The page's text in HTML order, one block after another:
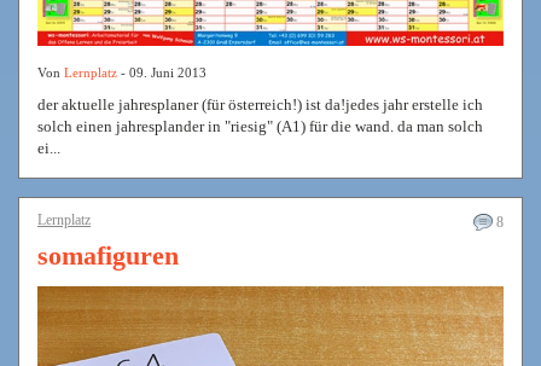
Von Lernplatz - 09. Juni 2013
der aktuelle jahresplaner (für österreich!) ist da!jedes jahr erstelle ich
solch einen jahresplander in "riesig" (A1) für die wand. da man solch
ei...
8
Lernplatz
somafiguren